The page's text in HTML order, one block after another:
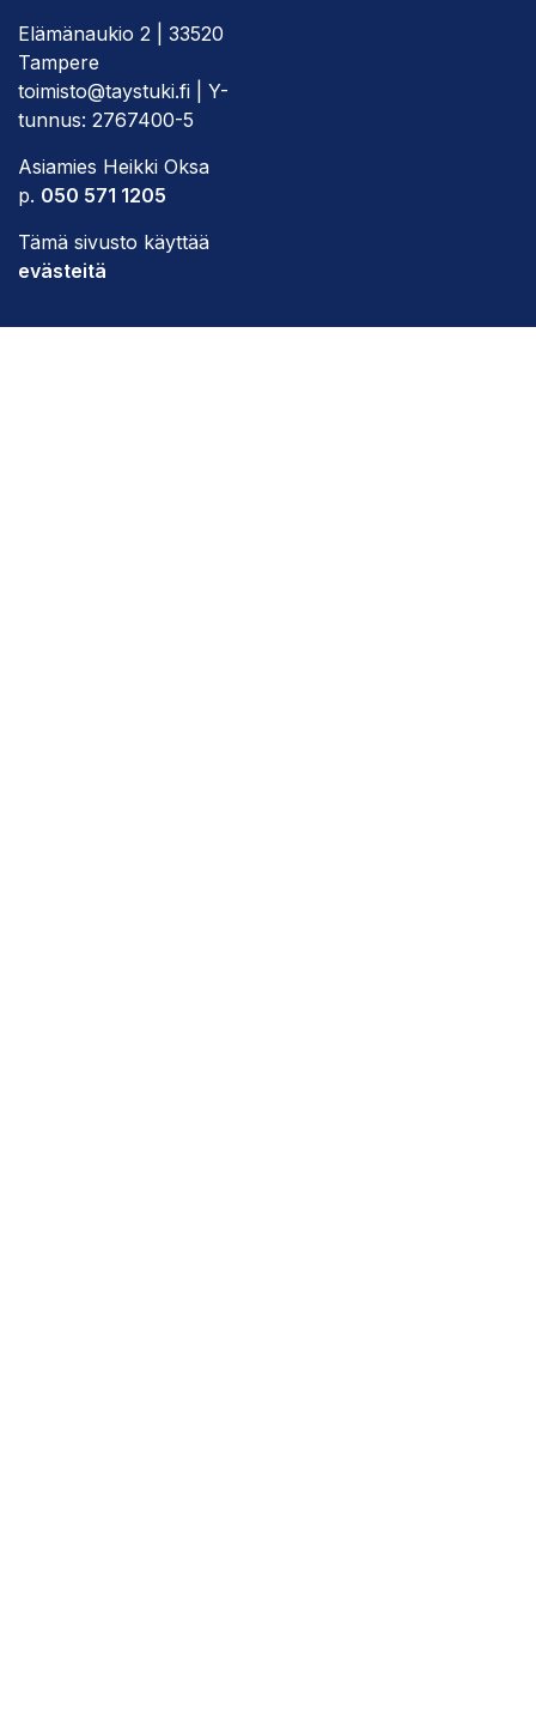
Elämänaukio 2 | 33520
Tampere
toimisto@taystuki.fi | Y-
tunnus: 2767400-5
Asiamies Heikki Oksa
p. 050 571 1205
Tämä sivusto käyttää
evästeitä